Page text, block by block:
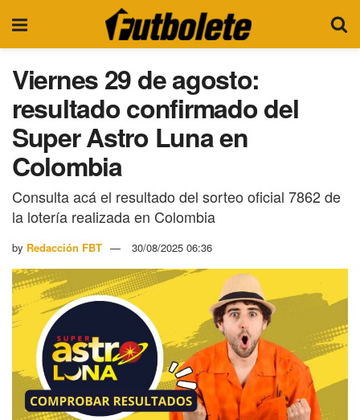
Viernes 29 de agosto:
resultado confirmado del
Super Astro Luna en
Colombia
Consulta acá el resultado del sorteo oficial 7862 de
la lotería realizada en Colombia
by Redacción FBT 30/08/2025 06:36